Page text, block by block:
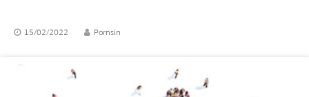
15/02/2022 Pornsin